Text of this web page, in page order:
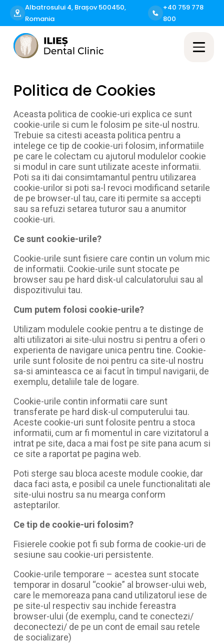
Albatrosului 4, Brașov 500450,
Romania
+40 759 778
800
Politica de Cookies
Aceasta politica de cookie-uri explica ce sunt
cookie-urile si cum le folosim pe site-ul nostru.
Trebuie sa citesti aceasta politica pentru a
intelege ce tip de cookie-uri folosim, informatiile
pe care le colectam cu ajutorul modulelor cookie
si modul in care sunt utilizate aceste informatii.
Poti sa iti dai consimtamantul pentru utilizarea
cookie-urilor si poti sa-l revoci modificand setarile
de pe browser-ul tau, care iti permite sa accepti
sau sa refuzi setarea tuturor sau a anumitor
cookie-uri.
Ce sunt cookie-urile?
Cookie-urile sunt fisiere care contin un volum mic
de informatii. Cookie-urile sunt stocate pe
browser sau pe hard disk-ul calculatorului sau al
dispozitivului tau.
Cum putem folosi cookie-urile?
Utilizam modulele cookie pentru a te distinge de
alti utilizatori ai site-ului nostru si pentru a oferi o
experienta de navigare unica pentru tine. Cookie-
urile sunt folosite de noi pentru ca site-ul nostru
sa-si aminteasca ce ai facut în timpul navigarii, de
exemplu, detaliile tale de logare.
Cookie-urile contin informatii care sunt
transferate pe hard disk-ul computerului tau.
Aceste cookie-uri sunt folosite pentru a stoca
informatii, cum ar fi momentul in care vizitatorul a
intrat pe site, daca a mai fost pe site pana acum si
ce site a raportat pe pagina web.
Poti sterge sau bloca aceste module cookie, dar
daca faci asta, e posibil ca unele functionalitati ale
site-ului nostru sa nu mearga conform
asteptarilor.
Ce tip de cookie-uri folosim?
Fisierele cookie pot fi sub forma de cookie-uri de
sesiune sau cookie-uri persistente.
Cookie-urile temporare – acestea sunt stocate
temporar in dosarul “cookie” al browser-ului web,
care le memoreaza pana cand utilizatorul iese de
pe site-ul respectiv sau inchide fereastra
browser-ului (de exemplu, cand te conectezi/
deconectezi/ de pe un cont de email sau retele
de socializare)